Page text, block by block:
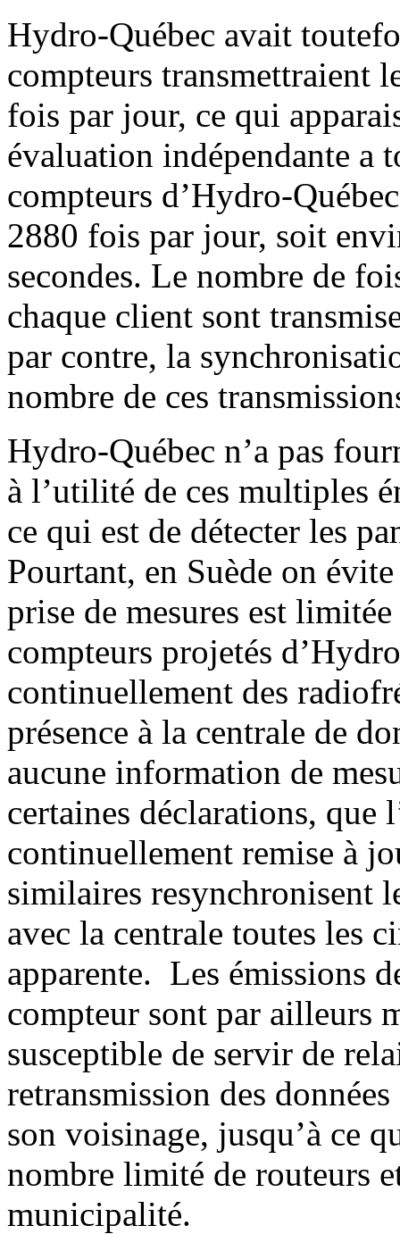
Hydro-Québec avait
compteurs transmettraient
fois par jour, ce qui
évaluation indépendante a
compteurs d’Hydro-
2880 fois par jour, soit
secondes. Le nombre de
chaque client sont
par contre, la
nombre de ces
Hydro-Québec n’a pas
à l’utilité de ces multiples
ce qui est de détecter les
Pourtant, en Suède on
prise de mesures est
compteurs projetés
continuellement des
présence à la centrale de
aucune information de
certaines déclarations, que
continuellement remise à
similaires resynchronisent
avec la centrale toutes les
apparente. Les émissions
compteur sont par ailleurs
susceptible de servir de
retransmission des
son voisinage, jusqu’à ce
nombre limité de routeurs
municipalité.